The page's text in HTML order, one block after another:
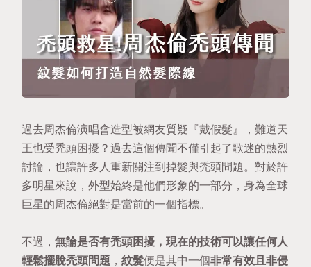
過去周杰倫演唱會造型被網友質疑『戴假髮』，難道天
王也受禿頭困擾？過去這個傳聞不僅引起了歌迷的熱烈
討論，也讓許多人重新關注到掉髮與禿頭問題。對於許
多明星來說，外型始終是他們形象的一部分，身為全球
巨星的周杰倫絕對是當前的一個指標。
不過，無論是否有禿頭困擾，現在的技術可以讓任何人
輕鬆擺脫禿頭問題 ，紋髮便是其中一個非常有效且非侵